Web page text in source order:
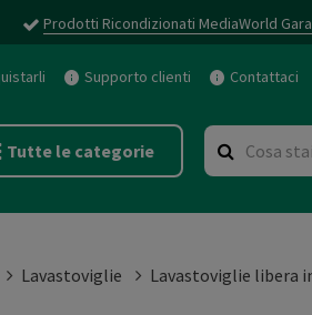
Prodotti Ricondizionati MediaWorld
Supporto clienti Contattaci
Tutte le categorie
Lavastoviglie
Lavastoviglie libera